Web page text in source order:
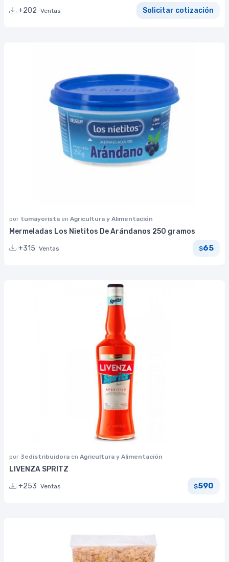
+202 Ventas Solicitar cotización
por tumayorista en Agricultura y Alimentación
Mermeladas Los Nietitos De Arándanos 250 gramos
+315 Ventas $65
por 3edistribuidora en Agricultura y Alimentación
LIVENZA SPRITZ
+253 Ventas $590